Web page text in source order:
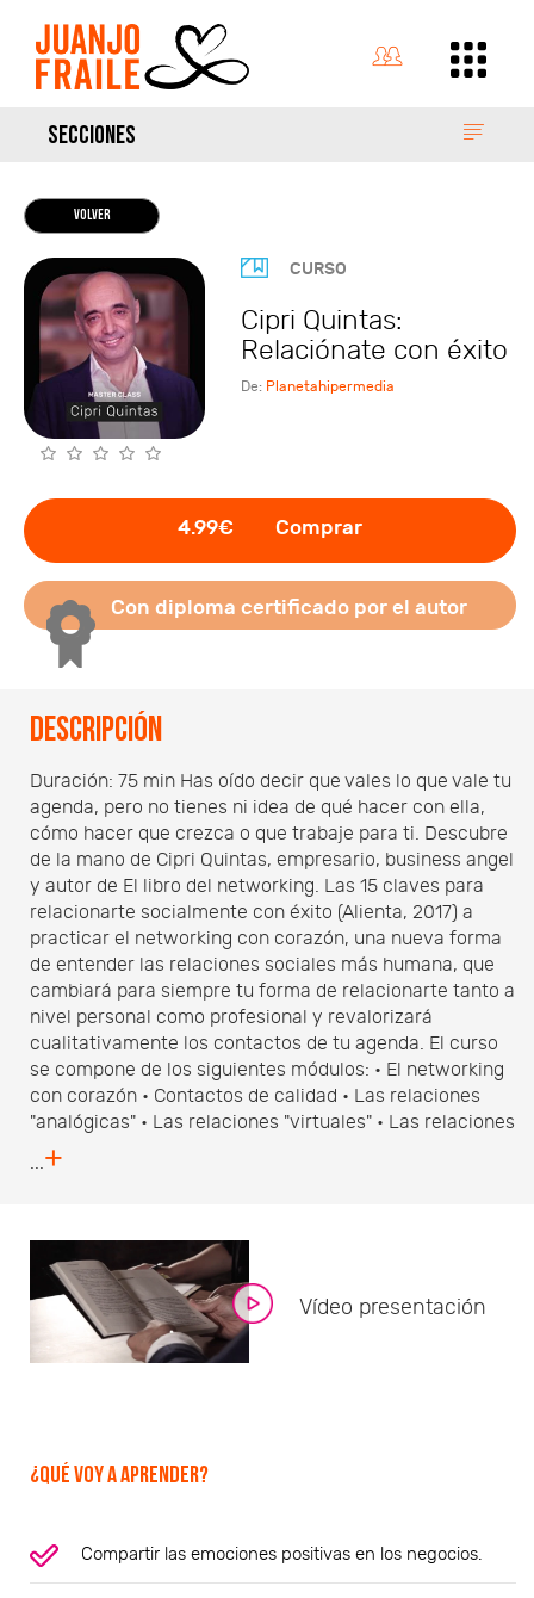
SECCIONES
VOLVER
CURSO
Cipri Quintas:
Relaciónate con éxito
De: Planetahipermedia
4.99€ Comprar
Con diploma certificado por el autor
Descripción
Duración: 75 min Has oído decir que vales lo que vale tu
agenda, pero no tienes ni idea de qué hacer con ella,
cómo hacer que crezca o que trabaje para ti. Descubre
de la mano de Cipri Quintas, empresario, business angel
y autor de El libro del networking. Las 15 claves para
relacionarte socialmente con éxito (Alienta, 2017) a
practicar el networking con corazón, una nueva forma
de entender las relaciones sociales más humana, que
cambiará para siempre tu forma de relacionarte tanto a
nivel personal como profesional y revalorizará
cualitativamente los contactos de tu agenda. El curso
se compone de los siguientes módulos: • El networking
con corazón • Contactos de calidad • Las relaciones
"analógicas" • Las relaciones "virtuales" • Las relaciones
...+
Vídeo presentación
¿Qué voy a aprender?
Compartir las emociones positivas en los negocios.